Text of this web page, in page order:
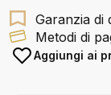
Garanzia di
Metodi di
Aggiungi ai